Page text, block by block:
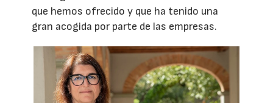
que hemos ofrecido y que ha tenido una
gran acogida por parte de las empresas.